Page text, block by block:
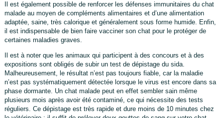
Il est également possible de renforcer les défenses immunitaires du chat
malade au moyen de compléments alimentaires et d’une alimentation
adaptée, saine, très calorique et généralement sous forme humide. Enfin,
il est indispensable de bien faire vacciner son chat pour le protéger de
certaines maladies graves.
Il est à noter que les animaux qui participent à des concours et à des
expositions sont obligés de subir un test de dépistage du sida.
Malheureusement, le résultat n’est pas toujours fiable, car la maladie
n’est pas systématiquement détectée lorsque le virus est encore dans sa
phase dormante. Un chat malade peut en effet sembler sain même
plusieurs mois après avoir été contaminé, ce qui nécessite des tests
réguliers. Ce dépistage est très rapide et dure moins de 10 minutes chez